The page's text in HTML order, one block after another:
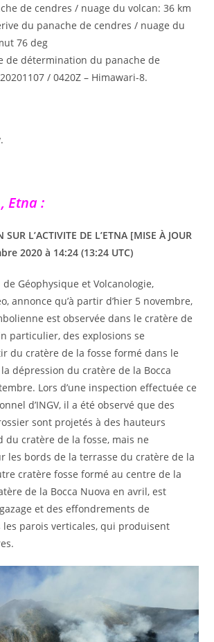
de cendres / nuage du volcan: 36 km
du panache de cendres / nuage du
76 deg
de détermination du panache de
/ 0420Z – Himawari-8.
Etna :
L’ACTIVITE DE L’ETNA [MISE À JOUR
2020 à 14:24 (13:24 UTC)
de Géophysique et Volcanologie,
annonce qu’à partir d’hier 5 novembre,
est observée dans le cratère de
particulier, des explosions se
du cratère de la fosse formé dans le
dépression du cratère de la Bocca
Lors d’une inspection effectuée ce
d’INGV, il a été observé que des
sont projetés à des hauteurs
du cratère de la fosse, mais ne
les bords de la terrasse du cratère de la
cratère fosse formé au centre de la
de la Bocca Nuova en avril, est
et des effondrements de
parois verticales, qui produisent